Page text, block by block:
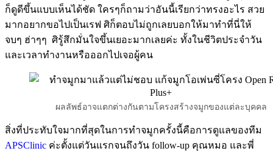
ก็ดูดีขึ้นแบบเห็นได้ชัด ใครๆก็ถามว่าอันนี้เรียกว่าทรงอะไร สวย
มากอยากขอไปเป็นเรฟ ศิก็ตอบไม่ถูกเลยบอกให้มาทำที่นี่ให้
จบๆ ฮ่าๆๆ ศิรู้สึกมั่นใจขึ้นเยอะมากเลยค่ะ ทั้งในชีวิตประจำวัน
และเวลาทำงานหรือออกไปเจอผู้คน
ผลลัพธ์อาจแตกต่างกันตามโครงสร้างจมูกของแต่ละบุคคล
สิ่งที่ประทับใจมากที่สุดในการทำจมูกครั้งนี้คือการดูแลของทีม
APSClinic ค่ะตั้งแต่วันแรกจนถึงวัน follow-up คุณหมอ และพี่